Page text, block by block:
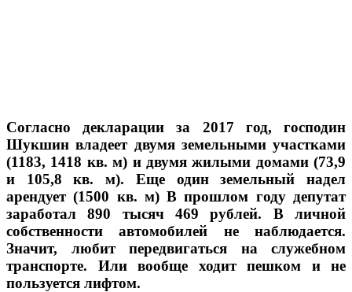
Согласно декларации за 2017 год, господин
Шукшин владеет двумя земельными участками
(1183, 1418 кв. м) и двумя жилыми домами (73,9
и 105,8 кв. м). Еще один земельный надел
арендует (1500 кв. м) В прошлом году депутат
заработал 890 тысяч 469 рублей. В личной
собственности автомобилей не наблюдается.
Значит, любит передвигаться на служебном
транспорте. Или вообще ходит пешком и не
пользуется лифтом.